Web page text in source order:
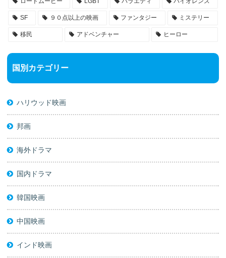
SF ９０点以上の映画 ファンタジー ミステリー
移民 アドベンチャー ヒーロー
国別カテゴリー
ハリウッド映画
邦画
海外ドラマ
国内ドラマ
韓国映画
中国映画
インド映画